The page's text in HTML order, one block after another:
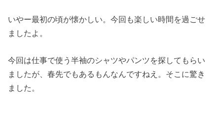
いやー最初の頃が懐かしい。今回も楽しい時間を過ごせ
ましたよ。
今回は仕事で使う半袖のシャツやパンツを探してもらい
ましたが、春先でもあるもんなんですねえ。そこに驚き
ました。